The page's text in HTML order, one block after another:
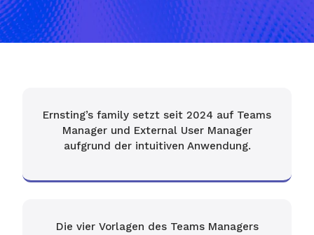
Ernsting’s family setzt seit 2024 auf Teams
Manager und External User Manager
aufgrund der intuitiven Anwendung.
Die vier Vorlagen des Teams Managers